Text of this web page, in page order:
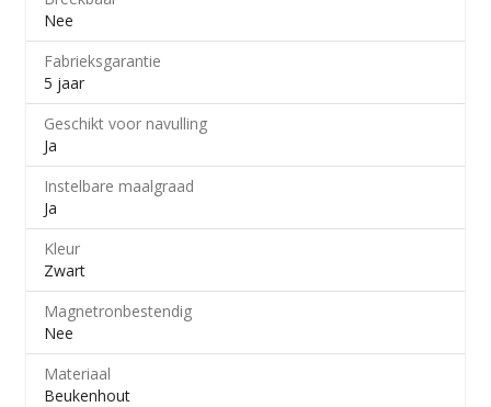
Nee
Fabrieksgarantie
5 jaar
Geschikt voor navulling
Ja
Instelbare maalgraad
Ja
Kleur
Zwart
Magnetronbestendig
Nee
Materiaal
Beukenhout